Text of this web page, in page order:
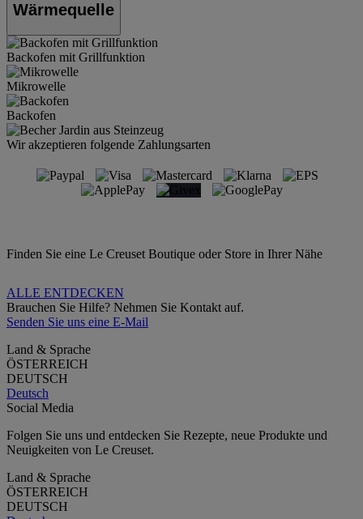
Wärmequelle
Backofen mit Grillfunktion
Mikrowelle
Backofen
Wir akzeptieren folgende Zahlungsarten
Finden Sie eine Le Creuset Boutique oder Store in Ihrer Nähe
ALLE ENTDECKEN
Brauchen Sie Hilfe? Nehmen Sie Kontakt auf.
Senden Sie uns eine E-Mail
Land & Sprache
ÖSTERREICH
DEUTSCH
Deutsch
Social Media
Folgen Sie uns und entdecken Sie Rezepte, neue Produkte und
Neuigkeiten von Le Creuset.
Land & Sprache
ÖSTERREICH
DEUTSCH